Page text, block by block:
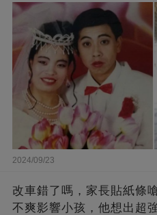
2024/09/23
改車錯了嗎，家長貼紙條
不爽影響小孩，他想出超